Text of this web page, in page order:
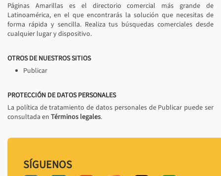
Páginas Amarillas es el directorio comercial más grande de
Latinoamérica, en el que encontrarás la solución que necesitas de
forma rápida y sencilla. Realiza tus búsquedas comerciales desde
cualquier lugar y dispositivo.
OTROS DE NUESTROS SITIOS
Publicar
PROTECCIÓN DE DATOS PERSONALES
La política de tratamiento de datos personales de Publicar puede ser
consultada en Términos legales.
SÍGUENOS